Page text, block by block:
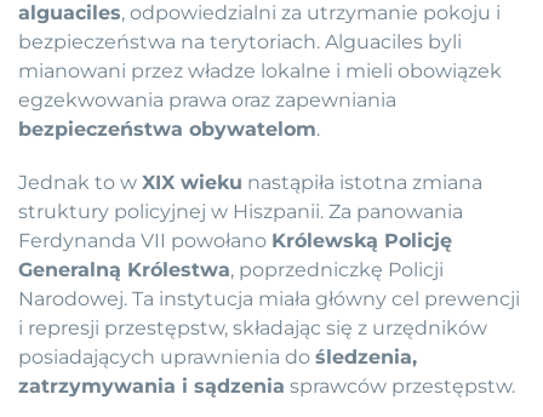
alguaciles, odpowiedzialni za utrzymanie pokoju i
bezpieczeństwa na terytoriach. Alguaciles byli
mianowani przez władze lokalne i mieli obowiązek
egzekwowania prawa oraz zapewniania
bezpieczeństwa obywatelom.
Jednak to w XIX wieku nastąpiła istotna zmiana
struktury policyjnej w Hiszpanii. Za panowania
Ferdynanda VII powołano Królewską Policję
Generalną Królestwa, poprzedniczkę Policji
Narodowej. Ta instytucja miała główny cel prewencji
i represji przestępstw, składając się z urzędników
posiadających uprawnienia do śledzenia,
zatrzymywania i sądzenia sprawców przestępstw.